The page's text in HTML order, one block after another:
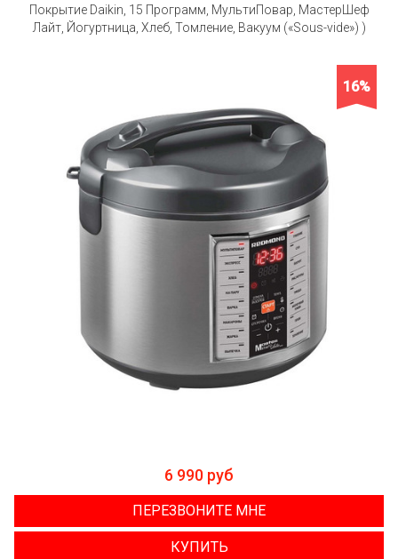
Покрытие Daikin, 15 Программ, МультиПовар, МастерШеф
Лайт, Йогуртница, Хлеб, Томление, Вакуум («Sous-vide») )
16%
6 990 руб
ПЕРЕЗВОНИТЕ МНЕ
КУПИТЬ